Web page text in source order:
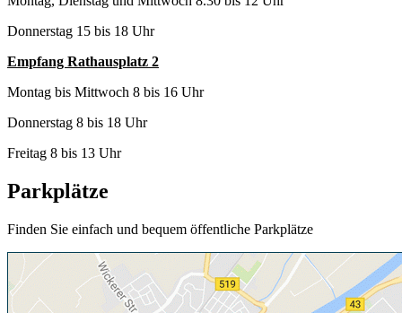
Donnerstag 15 bis 18 Uhr
Empfang Rathausplatz 2
Montag bis Mittwoch 8 bis 16 Uhr
Donnerstag 8 bis 18 Uhr
Freitag 8 bis 13 Uhr
Parkplätze
Finden Sie einfach und bequem öffentliche Parkplätze